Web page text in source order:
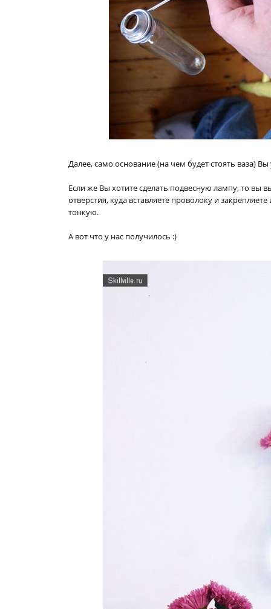
Далее, само основание (на чем будет стоять ваза)
Если же Вы хотите сделать подвесную лампу, то вы
отверстия, куда вставляете проволоку и
тонкую.
А вот что у нас получилось :)